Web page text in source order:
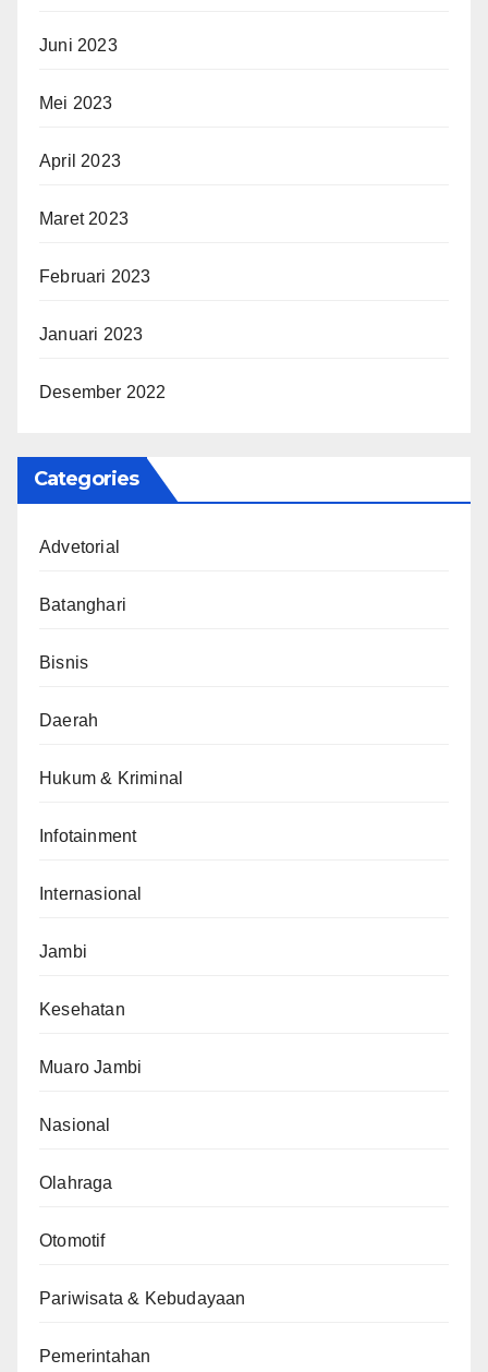
Juni 2023
Mei 2023
April 2023
Maret 2023
Februari 2023
Januari 2023
Desember 2022
Categories
Advetorial
Batanghari
Bisnis
Daerah
Hukum & Kriminal
Infotainment
Internasional
Jambi
Kesehatan
Muaro Jambi
Nasional
Olahraga
Otomotif
Pariwisata & Kebudayaan
Pemerintahan